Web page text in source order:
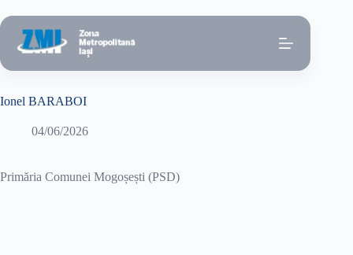
la
conținut
Ionel BARABOI
04/06/2026
Primăria Comunei Mogoșești (PSD)